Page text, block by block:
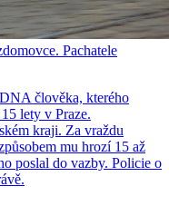
Pachatele
člověka, kterého
lety v Praze.
kraji. Za vraždu
mu hrozí 15 až
poslal do vazby. Policie o